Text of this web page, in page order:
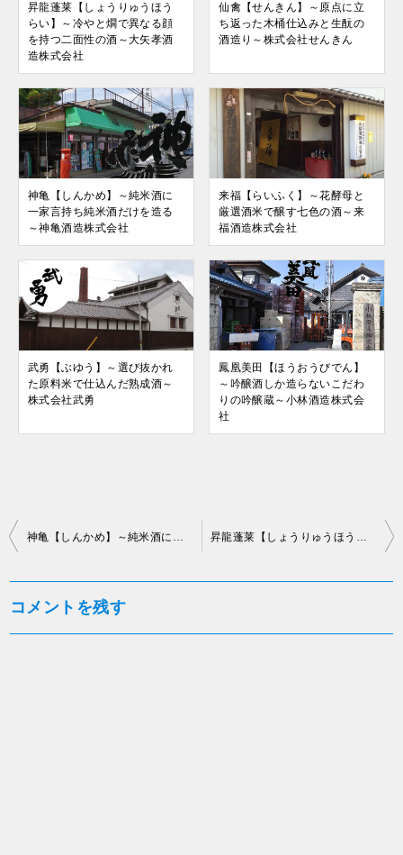
昇龍蓬莱【しょうりゅうほう
らい】～冷やと燗で異なる顔
を持つ二面性の酒～大矢孝酒
造株式会社
仙禽【せんきん】～原点に立
ち返った木桶仕込みと生酛の
酒造り～株式会社せんきん
神亀【しんかめ】～純米酒に
一家言持ち純米酒だけを造る
～神亀酒造株式会社
来福【らいふく】～花酵母と
厳選酒米で醸す七色の酒～来
福酒造株式会社
武勇【ぶゆう】～選び抜かれ
た原料米で仕込んだ熟成酒～
株式会社武勇
鳳凰美田【ほうおうびでん】
～吟醸酒しか造らないこだわ
りの吟醸蔵～小林酒造株式会
社
投
ナ
ビ
神亀【しんかめ】～純米酒に一家言持ち純米酒だけを造る～神亀酒造株式会社 昇龍蓬莱【しょうりゅうほうらい】～冷やと燗で異なる顔を持つ二面性の酒～大矢孝酒造株式会社
コメントを残す